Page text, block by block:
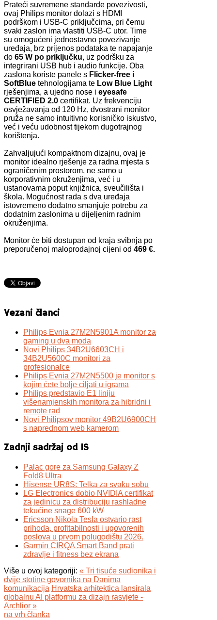
Prateći suvremene standarde povezivosti,
ovaj Philips monitor dolazi s HDMI
podrškom i USB-C priključcima, pri čemu
svaki zaslon ima vlastiti USB-C utor. Time
su omogućeni jednostavno povezivanje
uređaja, brz prijenos podataka te napajanje
do 65 W po priključku, uz podršku za
integrirani USB hub i audio funkcije. Oba
zaslona koriste panele s Flicker-free i
SoftBlue tehnologijama te Low Blue Light
rješenjima, a ujedno nose i eyesafe
CERTIFIED 2.0 certifikat. Uz frekvenciju
osvježavanja od 120 Hz, dvostrani monitor
pruža ne samo intuitivno korisničko iskustvo,
već i veću udobnost tijekom dugotrajnog
korištenja.
Zahvaljujući kompaktnom dizajnu, ovaj je
monitor idealno rješenje za radna mjesta s
ograničenim prostorom, ne samo u
korporativnim okruženjima, već i u
ustanovama poput knjižnica, sveučilišta i
škola. Mogućnost rada s dva uređaja
istovremeno dodatno smanjuje potrebu za
dodatnim zaslonima u dijeljenim radnim
okruženjima.
Monitor će biti dostupan od kraja svibnja po
preporučenoj maloprodajnoj cijeni od 469 €.
Vezani članci
Philips Evnia 27M2N5901A monitor za
gaming u dva moda
Novi Philips 34B2U6603CH i
34B2U5600C monitori za
profesionalce
Philips Evnia 27M2N5500 je monitor s
kojim ćete bolje ciljati u igrama
Philips predstavio E1 liniju
višenamjenskih monitora za hibridni i
remote rad
Novi Philipsov monitor 49B2U6900CH
s naprednom web kamerom
Zadnji sadržaj od IS
Palac gore za Samsung Galaxy Z
Fold8 Ultra
Hisense UR8S: Telka za svaku sobu
LG Electronics dobio NVIDIA certifikat
za jedinicu za distribuciju rashladne
tekućine snage 600 kW
Ericsson Nikola Tesla ostvario rast
prihoda, profitabilnosti i ugovorenih
poslova u prvom polugodištu 2026.
Garmin CIRQA Smart Band prati
zdravlje i fitness bez ekrana
Više u ovoj kategoriji: « Tri tisuće sudionika i
dvije stotine govornika na Danima
komunikacija Hrvatska arhitektica lansirala
globalnu AI platformu za dizajn rasvjete -
Archlior »
na vrh članka